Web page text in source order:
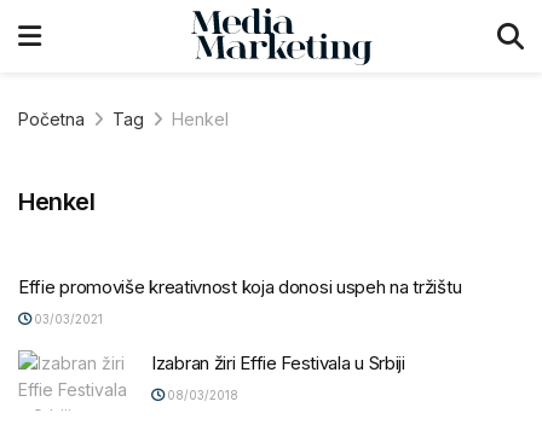
Početna Tag Henkel
Henkel
Effie promoviše kreativnost koja donosi uspeh na tržištu
03/03/2021
Izabran žiri Effie Festivala u Srbiji
08/03/2018